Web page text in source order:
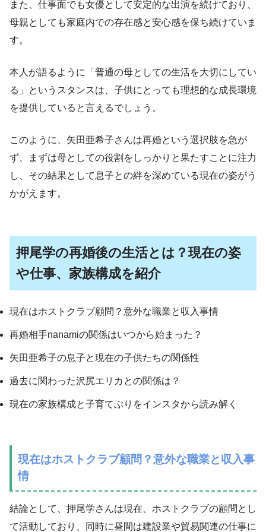
また、仕事面でも女優として安定的な出演を続けており、
母親としても家庭内での存在感と安心感を保ち続けていま
す。
本人が語るように「普通の母としての生活を大切にしてい
る」というスタンスは、子供にとっても理想的な成長環境
を提供していると言えるでしょう。
このように、矢田亜希子さんは再婚という選択肢を急が
ず、まずは母としての役割をしっかりと果たすことに注力
し、その結果として息子との絆を深めている現在の姿がう
かがえます。
押尾学の再婚後の生活とは？現在の姿
や仕事、家族構成を紹介
現在はホストクラブ顧問？意外な職業と収入事情
再婚相手nanamiの関係はいつから始まった？
矢田亜希子の息子と現在の子供たちの関係性
過去に関わった沢尻エリカとの関係は？
現在の家族構成と子育てぶりをインスタから読み解く
現在はホストクラブ顧問？意外な職業と収入事
情
結論として、押尾学さんは現在、ホストクラブの顧問とし
て活動しており、同時に昼間は建設業や貿易関連の仕事に